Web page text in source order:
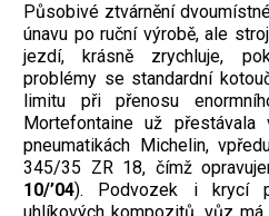
Působivé ztvárnění
únavu po ruční výrobě, ale
jezdí, krásně zrychluje,
problémy se standardní
limitu při přenosu
Mortefontaine už
pneumatikách Michelin,
345/35 ZR 18, čímž
10/’04). Podvozek i krycí